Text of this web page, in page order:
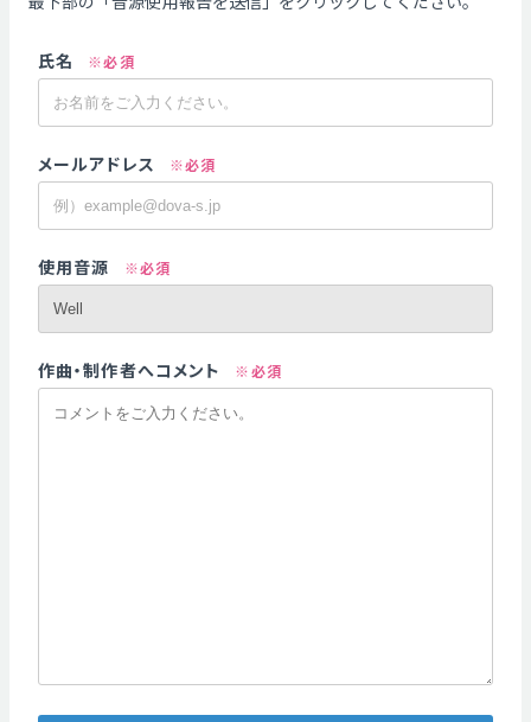
氏名 ※必須
メールアドレス ※必須
使用音源 ※必須
作曲・制作者へコメント ※必須